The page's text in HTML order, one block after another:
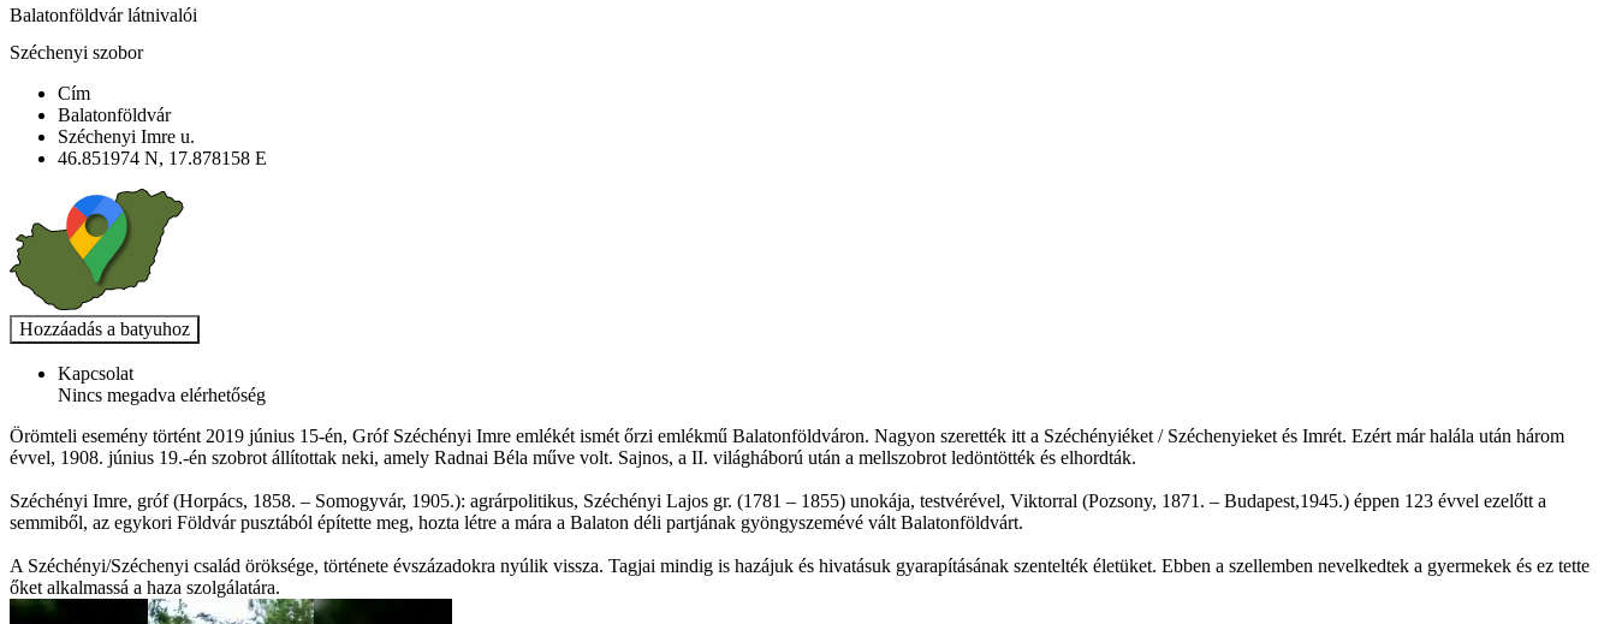
Balatonföldvár látnivalói
Széchenyi szobor
Cím
Balatonföldvár
Széchenyi Imre u.
46.851974 N, 17.878158 E
Kapcsolat
Nincs megadva elérhetőség
Örömteli esemény történt 2019 június 15-én, Gróf Széchényi Imre emlékét ismét őrzi emlékmű Balatonföldváron. Nagyon szerették itt a Széchényiéket / Széchenyieket és Imrét. Ezért már halála után három
évvel, 1908. június 19.-én szobrot állítottak neki, amely Radnai Béla műve volt. Sajnos, a II. világháború után a mellszobrot ledöntötték és elhordták.
Széchényi Imre, gróf (Horpács, 1858. – Somogyvár, 1905.): agrárpolitikus, Széchényi Lajos gr. (1781 – 1855) unokája, testvérével, Viktorral (Pozsony, 1871. – Budapest,1945.) éppen 123 évvel ezelőtt a
semmiből, az egykori Földvár pusztából építette meg, hozta létre a mára a Balaton déli partjának gyöngyszemévé vált Balatonföldvárt.
A Széchényi/Széchenyi család öröksége, története évszázadokra nyúlik vissza. Tagjai mindig is hazájuk és hivatásuk gyarapításának szentelték életüket. Ebben a szellemben nevelkedtek a gyermekek és ez tette
őket alkalmassá a haza szolgálatára.